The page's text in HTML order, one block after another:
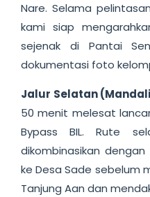
Nare. Selama
kami siap
sejenak di Pantai
dokumentasi foto
Jalur Selatan
50 menit melesat
Bypass BIL. Rute
dikombinasikan
ke Desa Sade sebelum
Tanjung Aan dan